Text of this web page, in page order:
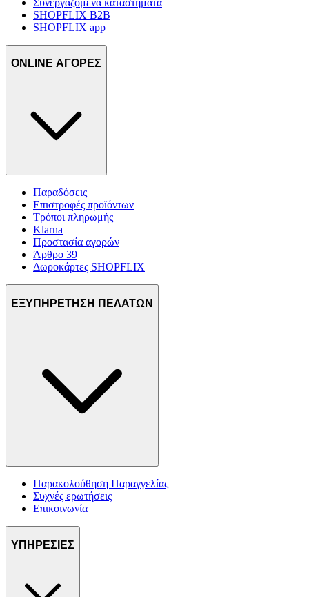
SHOPFLIX B2B
SHOPFLIX app
ONLINE ΑΓΟΡΕΣ
Παραδόσεις
Επιστροφές προϊόντων
Τρόποι πληρωμής
Klarna
Προστασία αγορών
Άρθρο 39
Δωροκάρτες SHOPFLIX
ΕΞΥΠΗΡΕΤΗΣΗ ΠΕΛΑΤΩΝ
Παρακολούθηση Παραγγελίας
Συχνές ερωτήσεις
Επικοινωνία
ΥΠΗΡΕΣΙΕΣ